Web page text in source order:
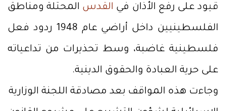
قيود على رفع الأذان في القدس المحتلة ومناطق
الفلسطينيين داخل أراضي عام 1948 ردود فعل
فلسطينية غاضبة، وسط تحذيرات من تداعياته
على حرية العبادة والحقوق الدينية.
وجاءت هذه المواقف بعد مصادقة اللجنة الوزارية